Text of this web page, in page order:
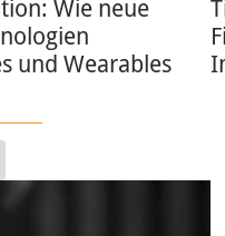
Wie neue
und Wearables